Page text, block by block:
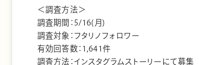
＜調査方法＞
調査期間：5/16(月)
調査対象：フタリノフォロワー
有効回答数：1,641件
調査方法：インスタグラムストーリーにて募集